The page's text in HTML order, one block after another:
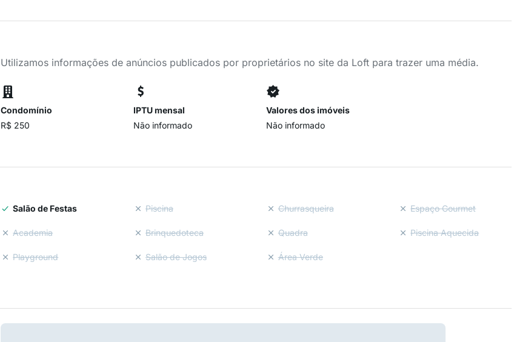
Utilizamos informações de anúncios publicados por proprietários no site da Loft para trazer uma média.
Condomínio
R$ 250
IPTU mensal
Não informado
Valores dos imóveis
Não informado
Salão de Festas Piscina Churrasqueira Espaço Gourmet
Academia Brinquedoteca Quadra Piscina Aquecida
Playground Salão de Jogos Área Verde